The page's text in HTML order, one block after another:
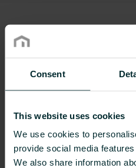
Consent
This website uses cookies
We use cookies to
provide social media
We also share information